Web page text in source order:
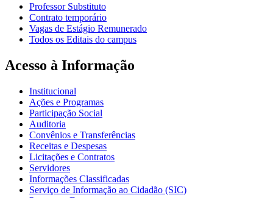
Professor Substituto
Contrato temporário
Vagas de Estágio Remunerado
Todos os Editais do campus
Acesso à Informação
Institucional
Ações e Programas
Participação Social
Auditoria
Convênios e Transferências
Receitas e Despesas
Licitações e Contratos
Servidores
Informações Classificadas
Serviço de Informação ao Cidadão (SIC)